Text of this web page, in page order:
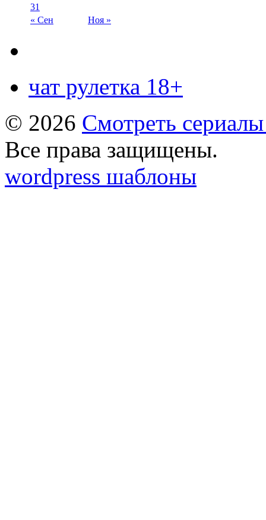
« Сен Ноя »
31
чат рулетка 18+
© 2026 Смотреть
Все права защищены.
wordpress шаблоны